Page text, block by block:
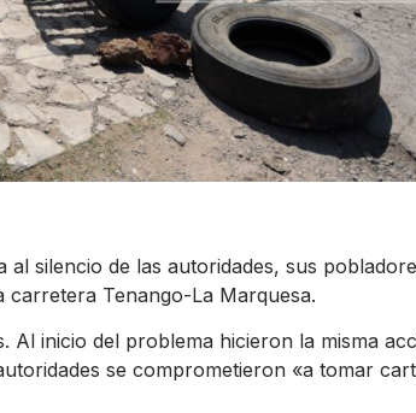
al silencio de las autoridades, sus
carretera Tenango-La Marquesa.
Al inicio del problema hicieron la misma
se comprometieron «a tomar